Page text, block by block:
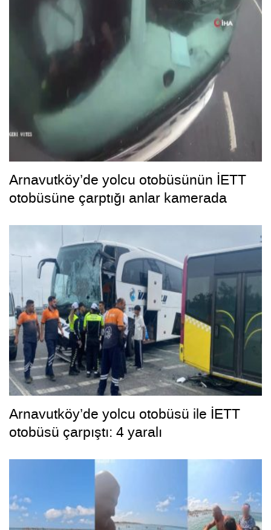
Arnavutköy’de yolcu otobüsünün İETT
otobüsüne çarptığı anlar kamerada
Arnavutköy’de yolcu otobüsü ile İETT
otobüsü çarpıştı: 4 yaralı